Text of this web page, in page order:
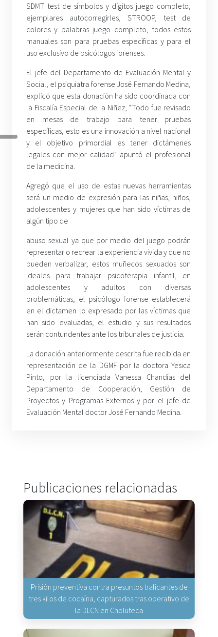
SDMT test de símbolos y dígitos juego completo,
ejemplares autocorregirles, STROOP, test de
colores y palabras juego completo, todos estos
manuales son para pruebas específicas y para el
uso exclusivo de psicólogos forenses.
El jefe del Departamento de Evaluación Mental y
Social, el psiquiatra forense José Fernando Medina,
explicó que esta donación ha sido coordinada con
la Fiscalía Especial de la Niñez, “Todo fue revisado
en mesas de trabajo para tener pruebas
específicas, esto es una innovación a nivel nacional
y el objetivo primordial es tener dictámenes
legales con mejor calidad” apuntó el profesional
de la medicina.
Agregó que el uso de estas nuevas herramientas
será un medio de expresión para las niñas, niños,
adolescentes y mujeres que han sido víctimas de
algún tipo de
abuso sexual ya que por medio del juego podrán
representar o recrear la experiencia vivida y que no
pueden verbalizar, estos muñecos sexuados son
ideales para trabajar psicoterapia infantil, en
adolescentes y adultos con diversas
problemáticas, el psicólogo forense establecerá
en el dictamen lo expresado por las víctimas que
han sido evaluadas, el estudio y sus resultados
serán contundentes ante los tribunales de justicia.
La donación anteriormente descrita fue recibida en
representación de la DGMF por la doctora Yesica
Pinto, por la licenciada Vanessa Chandías del
Departamento de Cooperación, Gestión de
Proyectos y Programas Externos y por el jefe de
Evaluación Mental doctor José Fernando Medina.
Publicaciones relacionadas
Prisión preventiva contra presuntos traficantes de
tres kilos de cocaína, capturados tras operativo de
la DLCN en Choluteca